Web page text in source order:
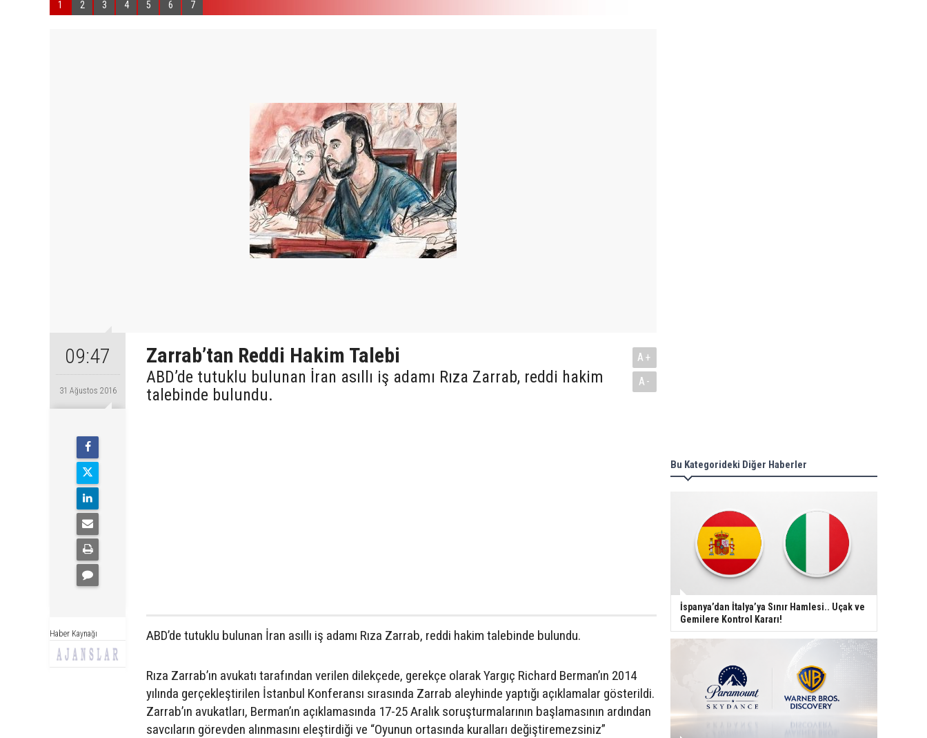
1 2 3 4 5 6 7
09:47
31 Ağustos 2016
Haber Kaynağı
Zarrab’tan Reddi Hakim Talebi
ABD’de tutuklu bulunan İran asıllı iş adamı Rıza Zarrab, reddi hakim
talebinde bulundu.
A+
A-
ABD’de tutuklu bulunan İran asıllı iş adamı Rıza Zarrab, reddi hakim talebinde bulundu.
Rıza Zarrab’ın avukatı tarafından verilen dilekçede, gerekçe olarak Yargıç Richard Berman’ın 2014
yılında gerçekleştirilen İstanbul Konferansı sırasında Zarrab aleyhinde yaptığı açıklamalar gösterildi.
Zarrab’ın avukatları, Berman’ın açıklamasında 17-25 Aralık soruşturmalarının başlamasının ardından
savcıların görevden alınmasını eleştirdiği ve “Oyunun ortasında kuralları değiştiremezsiniz”
Bu Kategorideki Diğer Haberler
İspanya’dan İtalya’ya Sınır Hamlesi.. Uçak ve
Gemilere Kontrol Kararı!